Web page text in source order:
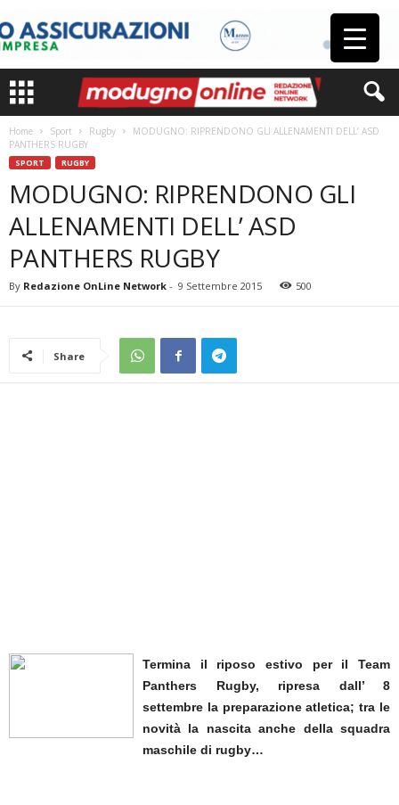
Home Sport Rugby
MODUGNO: RIPRENDONO GLI ALLENAMENTI DELL’ ASD
PANTHERS RUGBY
SPORT RUGBY
MODUGNO: RIPRENDONO GLI
ALLENAMENTI DELL’ ASD
PANTHERS RUGBY
By Redazione OnLine Network - 9 Settembre 2015 500
Share
Termina il riposo estivo per il Team
Panthers Rugby, ripresa dall’ 8
settembre la preparazione atletica; tra le
novità la nascita anche della squadra
maschile di rugby…